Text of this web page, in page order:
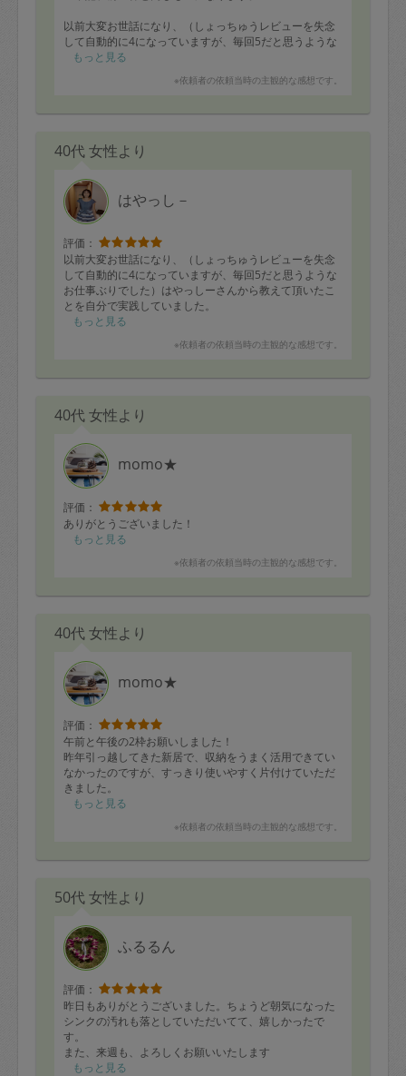
以前大変お世話になり、（しょっちゅうレビューを失念
して自動的に4になっていますが、毎回5だと思うような
お仕事ぶりでした）はやっしーさんから教えて頂いたこ
ればならない状況だったため依頼させて頂きました。
翌日にはどうにかしなければいけない限られた時間の中
タイムマネジメントも含む全体のプラン
整理収納
家の中のお掃除
を完璧にして下さいました。
翌日までの見栄えと
今後のことも考えた整理収納
の両方を、はやっしーさんしかできないのでは？と思う
ようなスピードとアイデアでサクサクこなして下さり、
頂きましたが、更なる改善もしていきたいので、今後と
もっと見る
※依頼者の依頼当時の主観的な感想です。
40代 女性より
はやっし－
評価：
以前大変お世話になり、（しょっちゅうレビューを失念
して自動的に4になっていますが、毎回5だと思うような
お仕事ぶりでした）はやっしーさんから教えて頂いたこ
とを自分で実践していました。
ればならない状況だったため依頼させて頂きました。
翌日にはどうにかしなければいけない限られた時間の中
整理収納
家の中のお掃除
を完璧にして下さいました。
翌日までの見栄えと、
今後のことも考えた整理収納の両方を、はやっしーさん
しかできないのでは？と思うような、スピードとアイデ
大変感謝しております。
以前大変お世話になり、（しょっちゅうレビューを失念
お仕事ぶりでした）はやっしーさんから教えて頂いたこ
とを自分で実践していました。
●今回緊急で、どうしても依頼日翌日に家を綺麗にしなけ
ればならない状況だったため依頼させて頂きました。
翌日にはどうにかしなければいけない限られた時間の中
で、
タイムマネジメントも含む全体のプラン
整理収納
家の中のお掃除
今後のことも考えた整理収納
ようなスピードとアイデアでサクサクこなして下さり、
大変感謝しております。
もうしばらくはこれで充分満足というような状態にして
頂きましたが、更なる改善もしていきたいので、今後と
もよろしくお願い致します。
もっと見る
※依頼者の依頼当時の主観的な感想です。
40代 女性より
momo★
評価：
ありがとうございました！
もっと見る
※依頼者の依頼当時の主観的な感想です。
40代 女性より
momo★
評価：
午前と午後の2枠お願いしました！
昨年引っ越してきた新居で、収納をうまく活用できてい
なかったのですが、すっきり使いやすく片付けていただ
きました。
収納グッズについての資料もお持ちで、アドバイスはさ
お願いしたいと思います。
もっと見る
※依頼者の依頼当時の主観的な感想です。
50代 女性より
ふるるん
評価：
昨日もありがとうございました。ちょうど朝気になった
シンクの汚れも落としていただいてて、嬉しかったで
す。
また、来週も、よろしくお願いいたします
もっと見る